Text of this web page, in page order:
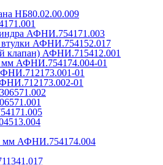
НБ80.02.00.009
АФНИ.754171.003
АФНИ.754152.017
клапан) АФНИ.715412.001
мм АФНИ.754174.004-01
01
01
мм АФНИ.754174.004